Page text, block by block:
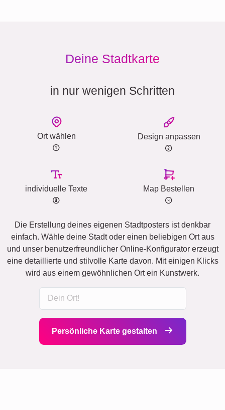
Deine Stadtkarte
in nur wenigen Schritten
Ort wählen Design anpassen
individuelle Texte Map Bestellen
Die Erstellung deines eigenen Stadtposters ist denkbar
einfach. Wähle deine Stadt oder einen beliebigen Ort aus
und unser benutzerfreundlicher Online-Konfigurator erzeugt
eine detaillierte und stilvolle Karte davon. Mit einigen Klicks
wird aus einem gewöhnlichen Ort ein Kunstwerk.
Persönliche Karte gestalten